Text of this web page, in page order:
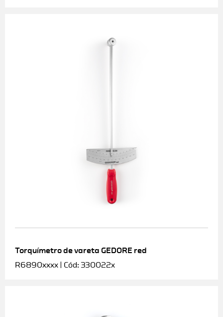
Torquímetro de vareta GEDORE red
R6890xxxx | Cód: 330022x